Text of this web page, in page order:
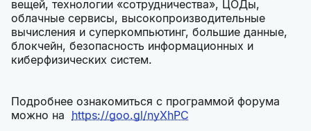
вещей, технологии «сотрудничества», ЦОДы,
облачные сервисы, высокопроизводительные
вычисления и суперкомпьютинг, большие данные,
блокчейн, безопасность информационных и
киберфизических систем.
Подробнее ознакомиться с программой форума
можно на https://goo.gl/nyXhPC